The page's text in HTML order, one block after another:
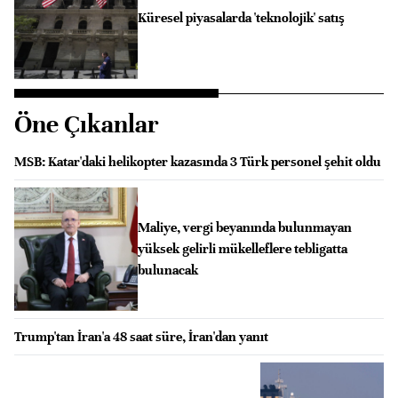
Küresel piyasalarda 'teknolojik' satış
Öne Çıkanlar
MSB: Katar'daki helikopter kazasında 3 Türk personel şehit oldu
Maliye, vergi beyanında bulunmayan
yüksek gelirli mükelleflere tebligatta
bulunacak
Trump'tan İran'a 48 saat süre, İran'dan yanıt